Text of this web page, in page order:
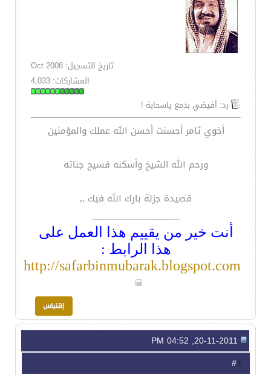
تاريخ التسجيل: Oct 2008
المشاركات: 4,033
رد: أفيضي بدمع ياسحابة !
أخوي ثامر أحسنت أحسن الله عملك والمؤمنين
ورحم الله الشيخ وأسكنه فسيح جناته
قصيدة جزلة بارك الله فيك ,,
__________________
أنت خير من يقييم هذا العمل على
هذا الرابط :
http://safarbinmubarak.blogspot.com
3